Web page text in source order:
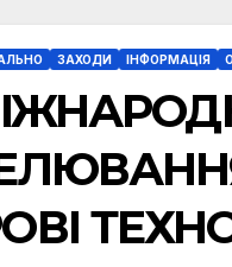
ЗАХОДИ ІНФОРМАЦІЯ